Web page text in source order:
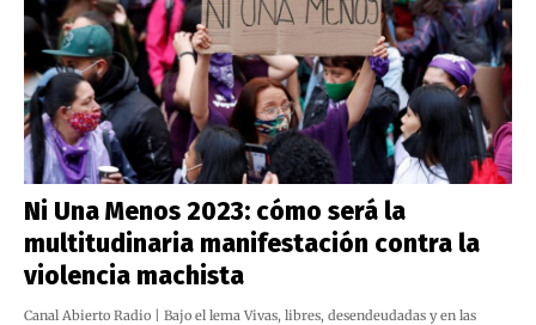
Ni Una Menos 2023: cómo será la
multitudinaria manifestación contra la
violencia machista
Canal Abierto Radio | Bajo el lema Vivas, libres, desendeudadas y en las